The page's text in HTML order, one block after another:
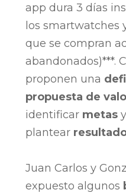
app dura 3 días
los smartwatches
que se compran
abandonados)***.
proponen una
propuesta de
identificar metasy
plantear
Juan Carlos y
expuesto algunos